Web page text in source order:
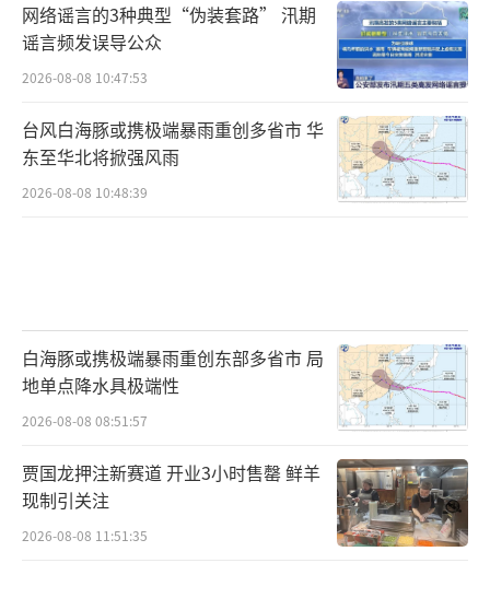
网络谣言的3种典型“伪装套路” 汛期
谣言频发误导公众
2026-08-08 10:47:53
台风白海豚或携极端暴雨重创多省市 华
东至华北将掀强风雨
2026-08-08 10:48:39
白海豚或携极端暴雨重创东部多省市 局
地单点降水具极端性
2026-08-08 08:51:57
贾国龙押注新赛道 开业3小时售罄 鲜羊
现制引关注
2026-08-08 11:51:35